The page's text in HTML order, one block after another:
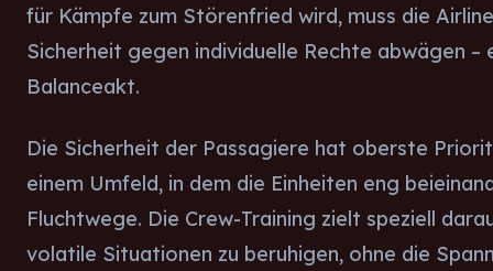
für Kämpfe zum Störenfried wird, muss die
Sicherheit gegen individuelle Rechte abwägen –
Balanceakt.
Die Sicherheit der Passagiere hat oberste
einem Umfeld, in dem die Einheiten eng
Fluchtwege. Die Crew-Training zielt speziell
volatile Situationen zu beruhigen, ohne die